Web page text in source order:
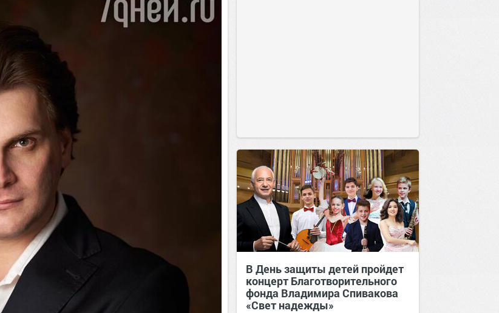
В День защиты детей пройдет
концерт Благотворительного
фонда Владимира Спивакова
«Свет надежды»